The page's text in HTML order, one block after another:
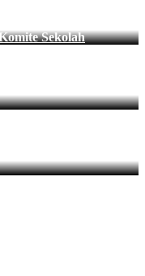
Sekolah